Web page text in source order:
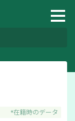
*在籍時のデータ